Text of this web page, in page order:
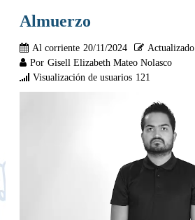
Almuerzo
Al corriente 20/11/2024 Actualizado
Por Gisell Elizabeth Mateo Nolasco
Visualización de usuarios 121